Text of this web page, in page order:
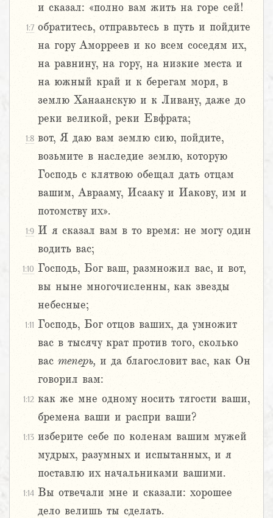
и сказал: «полно вам жить на горе сей!
1:7 обратитесь, отправьтесь в путь и пойдите
на гору Аморреев и ко всем соседям их,
на равнину, на гору, на низкие места и
на южный край и к берегам моря, в
землю Ханаанскую и к Ливану, даже до
реки великой, реки Евфрата;
1:8 вот, Я даю вам землю сию, пойдите,
возьмите в наследие землю, которую
Господь с клятвою обещал дать отцам
вашим, Аврааму, Исааку и Иакову, им и
потомству их».
1:9 И я сказал вам в то время: не могу один
водить вас;
1:10 Господь, Бог ваш, размножил вас, и вот,
вы ныне многочисленны, как звезды
небесные;
1:11 Господь, Бог отцов ваших, да умножит
вас в тысячу крат против того, сколько
вас теперь, и да благословит вас, как Он
говорил вам:
1:12 как же мне одному носить тягости ваши,
бремена ваши и распри ваши?
1:13 изберите себе по коленам вашим мужей
мудрых, разумных и испытанных, и я
поставлю их начальниками вашими.
1:14 Вы отвечали мне и сказали: хорошее
дело велишь ты сделать.